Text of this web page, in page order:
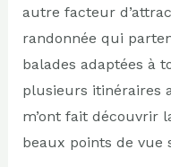
autre facteur
randonnée qui
balades adaptées à
plusieurs itinéraires
m’ont fait découvrir
beaux points de vue